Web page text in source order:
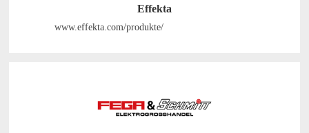
Effekta
www.effekta.com/produkte/